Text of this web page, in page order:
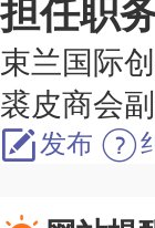
担任职
束兰国际
裘皮商会
发布